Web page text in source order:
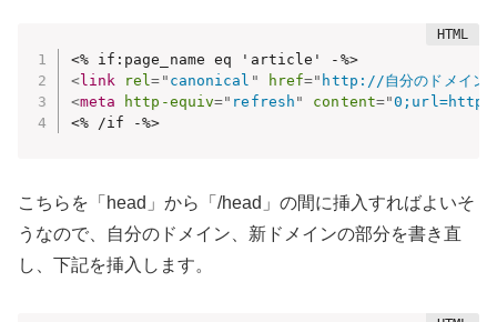
<% if:page_name eq 'article' -%>
<link rel= " canonical " href=" http://自分のドメイ
<meta http-equiv=" refresh " content="0;url=http://
<% /if -%>
こちらを「head」から「/head」の間に挿入すればよいそ
うなので、自分のドメイン、新ドメインの部分を書き直
し、下記を挿入します。